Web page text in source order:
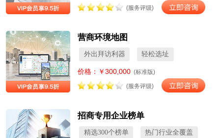
(服务评级)
营商环境地图
外出拜访利器 轻松选址
价格：￥300,000 (标准版)
(服务评级)
招商专用企业榜单
精选300个榜单 热门行业全覆盖